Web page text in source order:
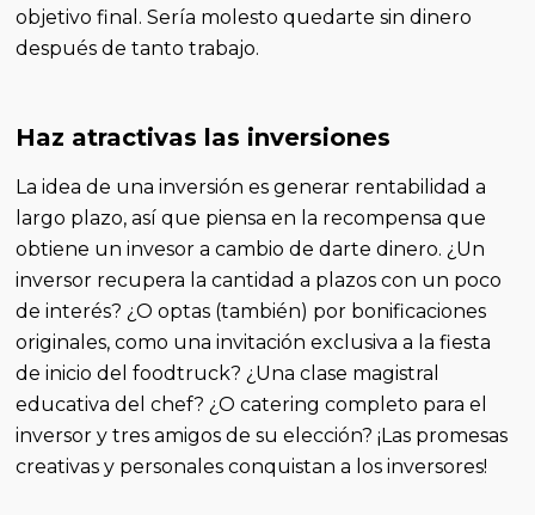
objetivo final. Sería molesto quedarte sin dinero
después de tanto trabajo.
Haz atractivas las inversiones
La idea de una inversión es generar rentabilidad a
largo plazo, así que piensa en la recompensa que
obtiene un invesor a cambio de darte dinero. ¿Un
inversor recupera la cantidad a plazos con un poco
de interés? ¿O optas (también) por bonificaciones
originales, como una invitación exclusiva a la fiesta
de inicio del foodtruck? ¿Una clase magistral
educativa del chef? ¿O catering completo para el
inversor y tres amigos de su elección? ¡Las promesas
creativas y personales conquistan a los inversores!